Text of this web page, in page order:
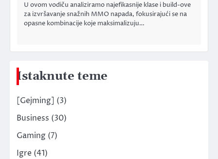
U ovom vodiču analiziramo najefikasnije klase i build-ove
za izvršavanje snažnih MMO napada, fokusirajući se na
opasne kombinacije koje maksimalizuju…
Istaknute teme
[Gejming] (3)
Business (30)
Gaming (7)
Igre (41)